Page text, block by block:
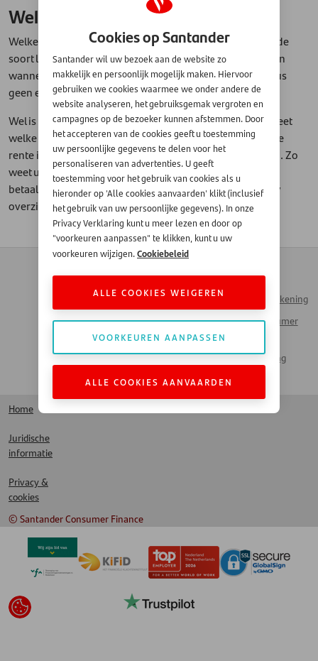
Welke rente betaal ik?
Welke rente u betaalt voor uw financiering, hangt af van de
soort lening die u heeft, wat de looptijd van de lening is en
wanneer u de lening heeft afgesloten. We kunnen hier dus
geen eenduidig antwoord op geven.
Wel is het zo dat wanneer u een lening afsluit, u vooraf weet
welke rente u gaat betalen gedurende de hele looptijd. De
rente is dus vast en zal tussentijds niet aangepast worden. Zo
weet u vooraf precies waar u aan toe bent. De rente die u
betaalt vindt u terug in uw financieringscontract of op uw
overzichten.Meer over rente vindt u hier.
Contact
Actueel Nieuws
Automotive
Inloggen Mijn Rekening
Santander Consumer
Bank
Santander Leasing
LinkedIn
Home
Juridische
informatie
Privacy &
cookies
© Santander Consumer Finance
Cookies op Santander
Santander wil uw bezoek aan de website zo
makkelijk en persoonlijk mogelijk maken. Hiervoor
gebruiken we cookies waarmee we onder andere de
website analyseren, het gebruiksgemak vergroten en
campagnes op de bezoeker kunnen afstemmen. Door
het accepteren van de cookies geeft u toestemming
uw persoonlijke gegevens te delen voor het
personaliseren van advertenties. U geeft
toestemming voor het gebruik van cookies als u
hieronder op 'Alle cookies aanvaarden' klikt (inclusief
het gebruik van uw persoonlijke gegevens). In onze
Privacy Verklaring kunt u meer lezen en door op
"voorkeuren aanpassen" te klikken, kunt u uw
voorkeuren wijzigen.Cookiebeleid
ALLE COOKIES WEIGEREN
VOORKEUREN AANPASSEN
ALLE COOKIES AANVAARDEN